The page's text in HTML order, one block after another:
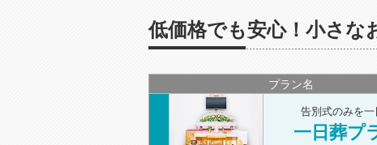
低価格でも安心！小さな
プラン名
告別式のみを
一日葬プ